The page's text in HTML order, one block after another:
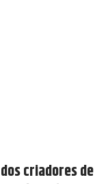
criadores de